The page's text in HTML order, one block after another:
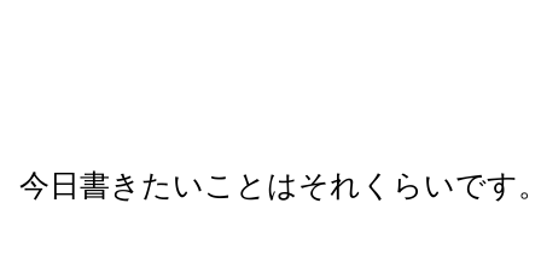
今日書きたいことはそれくらいです